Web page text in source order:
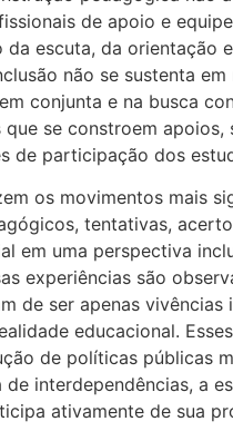
de apoio e
escuta, da orientação
não se sustenta em
conjunta e na busca
se constroem
de participação dos
os movimentos mais
tentativas,
em uma perspectiva
experiências são
de ser apenas
educacional.
de políticas públicas
interdependências, a
ativamente de sua